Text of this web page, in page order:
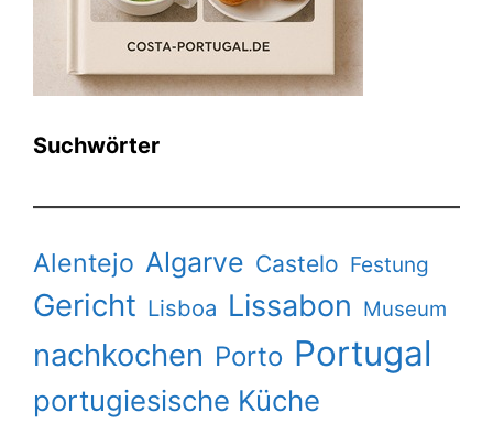
Suchwörter
Alentejo Algarve Castelo Festung
Gericht Lisboa Lissabon Museum
nachkochen Porto Portugal
portugiesische Küche